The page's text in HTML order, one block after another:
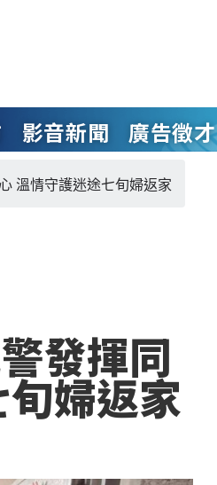
影音新聞 廣告徵才
溫情守護迷途七旬婦返家
發揮同
婦返家